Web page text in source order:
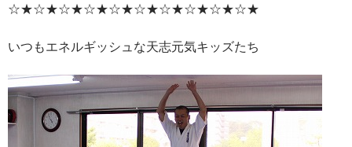
☆★☆★☆★☆★☆★☆★☆★☆★☆★☆★
いつもエネルギッシュな天志元気キッズたち